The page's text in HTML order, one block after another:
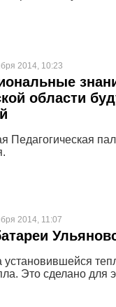
2014, 10:23
области
Педагогическая
2014, 11:07
установившейся
Это сделано для